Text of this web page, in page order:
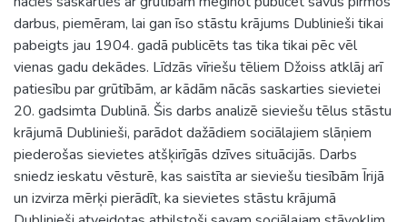
darbus, piemēram, lai gan īso stāstu krājums Dublinieši tikai
pabeigts jau 1904. gadā publicēts tas tika tikai pēc vēl
vienas gadu dekādes. Līdzās vīriešu tēliem Džoiss atklāj arī
patiesību par grūtībām, ar kādām nācās saskarties sievietei
20. gadsimta Dublinā. Šis darbs analizē sieviešu tēlus stāstu
krājumā Dublinieši, parādot dažādiem sociālajiem slāņiem
piederošas sievietes atšķirīgās dzīves situācijās. Darbs
sniedz ieskatu vēsturē, kas saistīta ar sieviešu tiesībām Īrijā
un izvirza mērķi pierādīt, ka sievietes stāstu krājumā